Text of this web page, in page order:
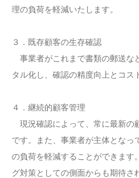
理の負荷を軽減いたします。
３．既存顧客の生存確認
事業者がこれまで書類の郵送な
タル化し、確認の精度向上とコス
４．継続的顧客管理
現況確認によって、常に最新の
です。また、事業者が主体となっ
の負荷を軽減することができます
グ対策としての側面からも期待さ